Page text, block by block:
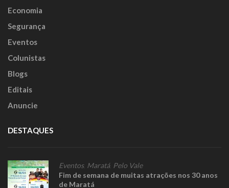
Economia
Segurança
Eventos
Colunistas
Blogs
Editais
Anuncie
DESTAQUES
Eventos, Maratá, Pelo Vale
Fim de semana de muitas atrações nos 30 anos
de Maratá